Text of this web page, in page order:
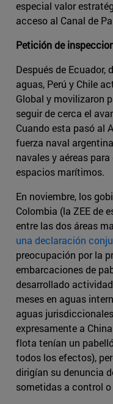
especial valor
acceso al Canal de
Petición de
Después de Ecuador,
aguas, Perú y Chile
Global y movilizaron
seguir de cerca el
Cuando esta pasó al
fuerza naval
navales y aéreas
espacios marítimos.
En noviembre, los
Colombia (la ZEE de
entre las dos áreas
una declaración
preocupación por la
embarcaciones de
desarrollado
meses en aguas
aguas
expresamente a
flota tenían un
todos los efectos),
dirigían su denuncia
sometidas a control o